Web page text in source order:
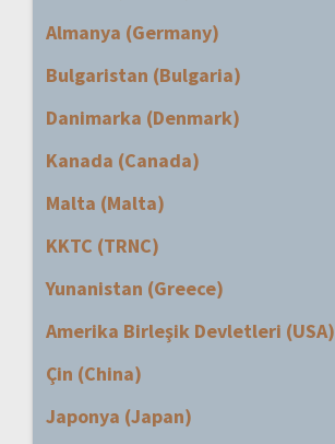
Almanya (Germany)
Bulgaristan (Bulgaria)
Danimarka (Denmark)
Kanada (Canada)
Malta (Malta)
KKTC (TRNC)
Yunanistan (Greece)
Amerika Birleşik Devletleri (USA)
Çin (China)
Japonya (Japan)